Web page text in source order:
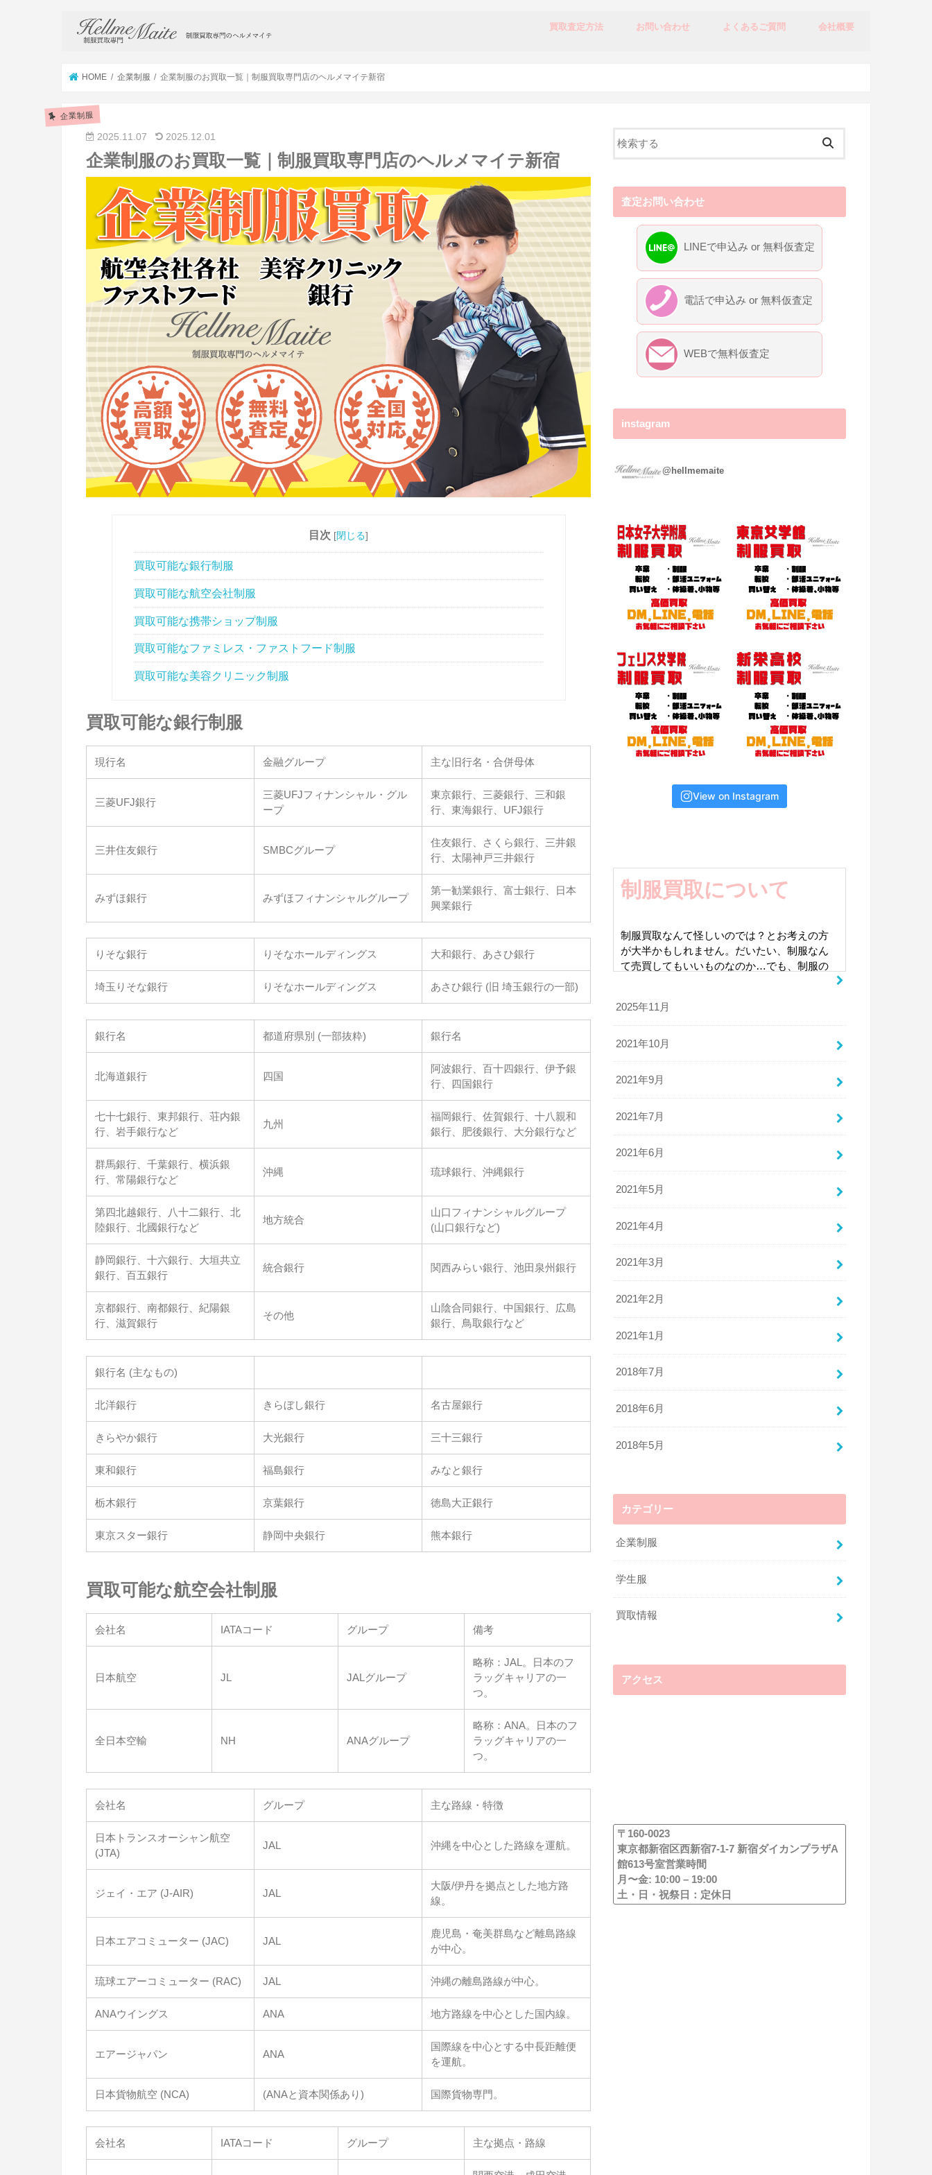
買取査定方法 お問い合わせ よくあるご質問 会社概要
HOME 企業制服 企業制服のお買取一覧｜制服買取専門店のヘルメマイテ新宿
企業制服
2025.11.07 2025.12.01
企業制服のお買取一覧｜制服買取専門店のヘルメマイテ新宿
目次 [閉じる]
買取可能な銀行制服
買取可能な航空会社制服
買取可能な携帯ショップ制服
買取可能なファミレス・ファストフード制服
買取可能な美容クリニック制服
買取可能な銀行制服
現行名 金融グループ 主な旧行名・合併母体
三菱UFJ銀行
三菱UFJフィナンシャル・グル
ープ
東京銀行、三菱銀行、三和銀
行、東海銀行、UFJ銀行
三井住友銀行 SMBCグループ
住友銀行、さくら銀行、三井銀
行、太陽神戸三井銀行
みずほ銀行 みずほフィナンシャルグループ
第一勧業銀行、富士銀行、日本
興業銀行
りそな銀行 りそなホールディングス 大和銀行、あさひ銀行
埼玉りそな銀行 りそなホールディングス あさひ銀行 (旧 埼玉銀行の一部)
銀行名 都道府県別 (一部抜粋) 銀行名
北海道銀行 四国
阿波銀行、百十四銀行、伊予銀
行、四国銀行
七十七銀行、東邦銀行、荘内銀
行、岩手銀行など
九州
福岡銀行、佐賀銀行、十八親和
銀行、肥後銀行、大分銀行など
群馬銀行、千葉銀行、横浜銀
行、常陽銀行など
沖縄 琉球銀行、沖縄銀行
第四北越銀行、八十二銀行、北
陸銀行、北國銀行など
地方統合
山口フィナンシャルグループ
(山口銀行など)
静岡銀行、十六銀行、大垣共立
銀行、百五銀行
統合銀行 関西みらい銀行、池田泉州銀行
京都銀行、南都銀行、紀陽銀
行、滋賀銀行
その他
山陰合同銀行、中国銀行、広島
銀行、鳥取銀行など
銀行名 (主なもの)
北洋銀行 きらぼし銀行 名古屋銀行
きらやか銀行 大光銀行 三十三銀行
東和銀行 福島銀行 みなと銀行
栃木銀行 京葉銀行 徳島大正銀行
東京スター銀行 静岡中央銀行 熊本銀行
買取可能な航空会社制服
会社名 IATAコード グループ 備考
日本航空 JL JALグループ
略称：JAL。日本のフ
ラッグキャリアの一
つ。
全日本空輸 NH ANAグループ
略称：ANA。日本のフ
ラッグキャリアの一
つ。
会社名 グループ 主な路線・特徴
日本トランスオーシャン航空
(JTA)
JAL 沖縄を中心とした路線を運航。
ジェイ・エア (J-AIR) JAL
大阪/伊丹を拠点とした地方路
線。
日本エアコミューター (JAC) JAL
鹿児島・奄美群島など離島路線
が中心。
琉球エアーコミューター (RAC) JAL 沖縄の離島路線が中心。
ANAウイングス ANA 地方路線を中心とした国内線。
エアージャパン ANA
国際線を中心とする中長距離便
を運航。
日本貨物航空 (NCA) (ANAと資本関係あり) 国際貨物専門。
会社名 IATAコード グループ 主な拠点・路線
査定お問い合わせ
LINEで申込み or 無料仮査定
電話で申込み or 無料仮査定
WEBで無料仮査定
instagram
@hellmemaite
View on Instagram
制服買取について
制服買取なんて怪しいのでは？とお考えの方
が大半かもしれません。だいたい、制服なん
て売買してもいいものなのか…でも、制服の
も多い、需要と供給のバランスがとれている
世界なのです。もちろん、犯罪やいかがわし
い考えを持つ人とは関係なしにです。本記事
わいいけどもう着ることはないその制服、高
く売却できるかもしれませんよ。
怪しい商売？制服買取は合法？
っておけば思い出にはなるかもしれません
が、ずっとしまっておいても本当に思い出に
しかなりません。おそらく多くの人が、制服
ちょっともったいないかもしれません。その
実は、制服の買取を専門に行っている業者が
「業者？」
し、そもそも合法なのか心配になる方もいら
っしゃると思います。しかし、そこはご安心
ください。制服は基本、古着の範囲に含まれ
るため、古物商許可があれば、まったく合法
的に買取や販売を行うことが可能です。
でしょうか？今はあまり聞きませんが、現在
もそのような怪しい商売が存在していること
は事実です。しかし、現在の制服買取業者
は、このような怪しいビジネスとは一線を画
ていません。もちろん、未成年からの買取も
行っていません。
ちなみに、一般の方が古物商許可を得ている
買取業者のほかに制服を売れ
限される出品物の中には、古着だけではな
く、新しい制服も含まれます。多くの都道府
県では、青少年保護条例を制定しており、こ
れにより制服のオークションへの出品が制限
されているのです。これはもちろん、以前大
2025年11月
2021年10月
2021年9月
2021年7月
2021年6月
2021年5月
2021年4月
2021年3月
2021年2月
2021年1月
2018年7月
2018年6月
2018年5月
カテゴリー
企業制服
学生服
買取情報
アクセス
〒160-0023
東京都新宿区西新宿7-1-7 新宿ダイカンプラザA
館613号室営業時間
月〜金: 10:00 – 19:00
土・日・祝祭日：定休日